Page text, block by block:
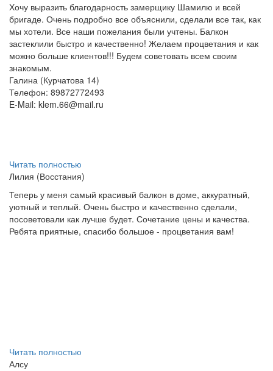
Хочу выразить благодарность замерщику Шамилю и всей
бригаде. Очень подробно все объяснили, сделали все так, как
мы хотели. Все наши пожелания были учтены. Балкон
застеклили быстро и качественно! Желаем процветания и как
можно больше клиентов!!! Будем советовать всем своим
знакомым.
Галина (Курчатова 14)
Телефон: 89872772493
E-Mail: klem.66@mail.ru
Читать полностью
Лилия (Восстания)
Теперь у меня самый красивый балкон в доме, аккуратный,
уютный и теплый. Очень быстро и качественно сделали,
посоветовали как лучше будет. Сочетание цены и качества.
Ребята приятные, спасибо большое - процветания вам!
Читать полностью
Алсу